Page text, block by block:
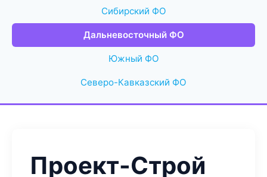
Сибирский ФО
Дальневосточный ФО
Южный ФО
Северо-Кавказский ФО
Проект-Строй